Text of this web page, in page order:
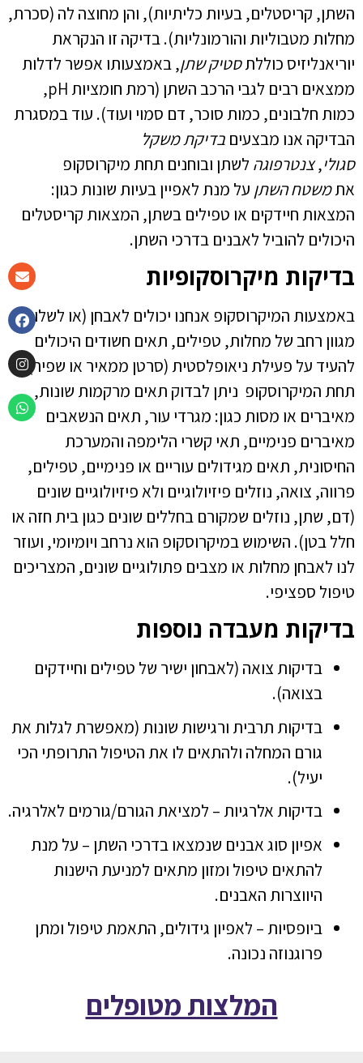
השתן, קריסטלים, בעיות כליתיות), והן מחוצה לה (סכרת,
מחלות מטבוליות והורמונליות). בדיקה זו הנקראת
יוריאנליזיס כוללתסטיק שתן, באמצעותו אפשר לדלות
ממצאים רבים לגבי הרכב השתן (רמת חומציות pH,
כמות חלבונים, כמות סוכר, דם סמוי ועוד). עוד במסגרת
הבדיקה אנו מבצעים בדיקת משקל
סגולי,צנטרפוגה לשתן ובוחנים תחת מיקרוסקופ
אתמשטח השתן על מנת לאפיין בעיות שונות כגון:
המצאות חיידקים או טפילים בשתן, המצאות קריסטלים
היכולים להוביל לאבנים בדרכי השתן.
בדיקות מיקרוסקופיות
באמצעות המיקרוסקופ אנחנו יכולים לאבחן (או לשלול)
מגוון רחב של מחלות, טפילים, תאים חשודים היכולים
להעיד על פעילת ניאופלסטית (סרטן ממאיר או שפיר).
תחת המיקרוסקופ ניתן לבדוק תאים מרקמות שונות,
מאיברים או מסות כגון: מגרדי עור, תאים הנשאבים
מאיברים פנימיים, תאי קשרי הלימפה והמערכת
החיסונית, תאים מגידולים עוריים או פנימיים, טפילים,
פרווה, צואה, נוזלים פיזיולוגיים ולא פיזיולוגיים שונים
(דם, שתן, נוזלים שמקורם בחללים שונים כגון בית חזה או
חלל בטן). השימוש במיקרוסקופ הוא נרחב ויומיומי, ועוזר
לנו לאבחן מחלות או מצבים פתולוגיים שונים, המצריכים
טיפול ספציפי.
בדיקות מעבדה נוספות
בדיקות צואה (לאבחון ישיר של טפילים וחיידקים
בצואה).
בדיקות תרבית ורגישות שונות (מאפשרת לגלות את
גורם המחלה ולהתאים לו את הטיפול התרופתי הכי
יעיל).
בדיקות אלרגיות – למציאת הגורם/גורמים לאלרגיה.
אפיון סוג אבנים שנמצאו בדרכי השתן – על מנת
להתאים טיפול ומזון מתאים למניעת הישנות
היווצרות האבנים.
ביופסיות – לאפיון גידולים, התאמת טיפול ומתן
פרוגנוזה נכונה.
המלצות מטופלים